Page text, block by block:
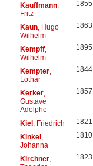
Kauffmann,
Fritz
1855
Kaun, Hugo
Wilhelm
1863
Kempff,
Wilhelm
1895
Kempter,
Lothar
1844
Kerker,
Gustave
Adolphe
1857
Kiel , Friedrich 1821
Kinkel ,
Johanna
1810
Kirchner,
1823